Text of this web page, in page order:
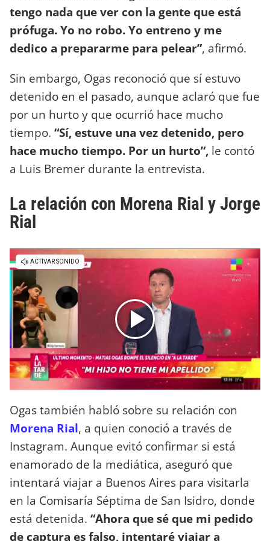
tengo nada que ver con la gente que está
prófuga. Yo no robo. Yo entreno y me
dedico a prepararme para pelear”, afirmó.
Sin embargo, Ogas reconoció que sí estuvo
detenido en el pasado, aunque aclaró que fue
por un hurto y que ocurrió hace mucho
tiempo. “Sí, estuve una vez detenido, pero
hace mucho tiempo. Por un hurto”, le contó
a Luis Bremer durante la entrevista.
La relación con Morena Rial y Jorge
Rial
Ogas también habló sobre su relación con
Morena Rial, a quien conoció a través de
Instagram. Aunque evitó confirmar si está
enamorado de la mediática, aseguró que
intentará viajar a Buenos Aires para visitarla
en la Comisaría Séptima de San Isidro, donde
está detenida. “Ahora que sé que mi pedido
de captura es falso, intentaré viajar a